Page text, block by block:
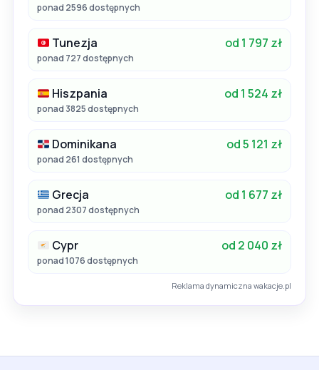
ponad 2596 dostępnych
Tunezja od 1 797 zł
ponad 727 dostępnych
Hiszpania od 1 524 zł
ponad 3825 dostępnych
Dominikana od 5 121 zł
ponad 261 dostępnych
Grecja od 1 677 zł
ponad 2307 dostępnych
Cypr od 2 040 zł
ponad 1076 dostępnych
Reklama dynamiczna wakacje.pl